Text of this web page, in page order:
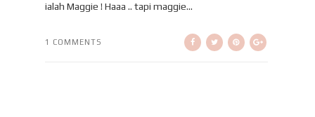
ialah Maggie ! Haaa .. tapi maggie...
1 COMMENTS